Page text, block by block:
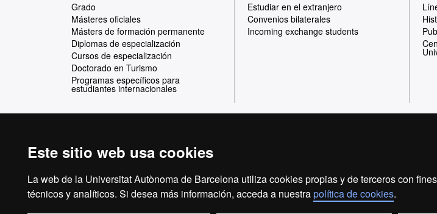
Este sitio web usa cookies
La web de la Universitat Autònoma de Barcelona utiliza cookies propias y de terceros con fines
técnicos y analíticos. Si desea más información, acceda a nuestrapolítica de cookies.
Grado
Másteres oficiales
Másters de formación permanente
Diplomas de especialización
Cursos de especialización
Doctorado en Turismo
Programas específicos para
estudiantes internacionales
Estudiar en el extranjero
Convenios bilaterales
Incoming exchange students
Reconocimiento internacional de la excelencia
HR
Somos una universidad
flexible, adecuada a las